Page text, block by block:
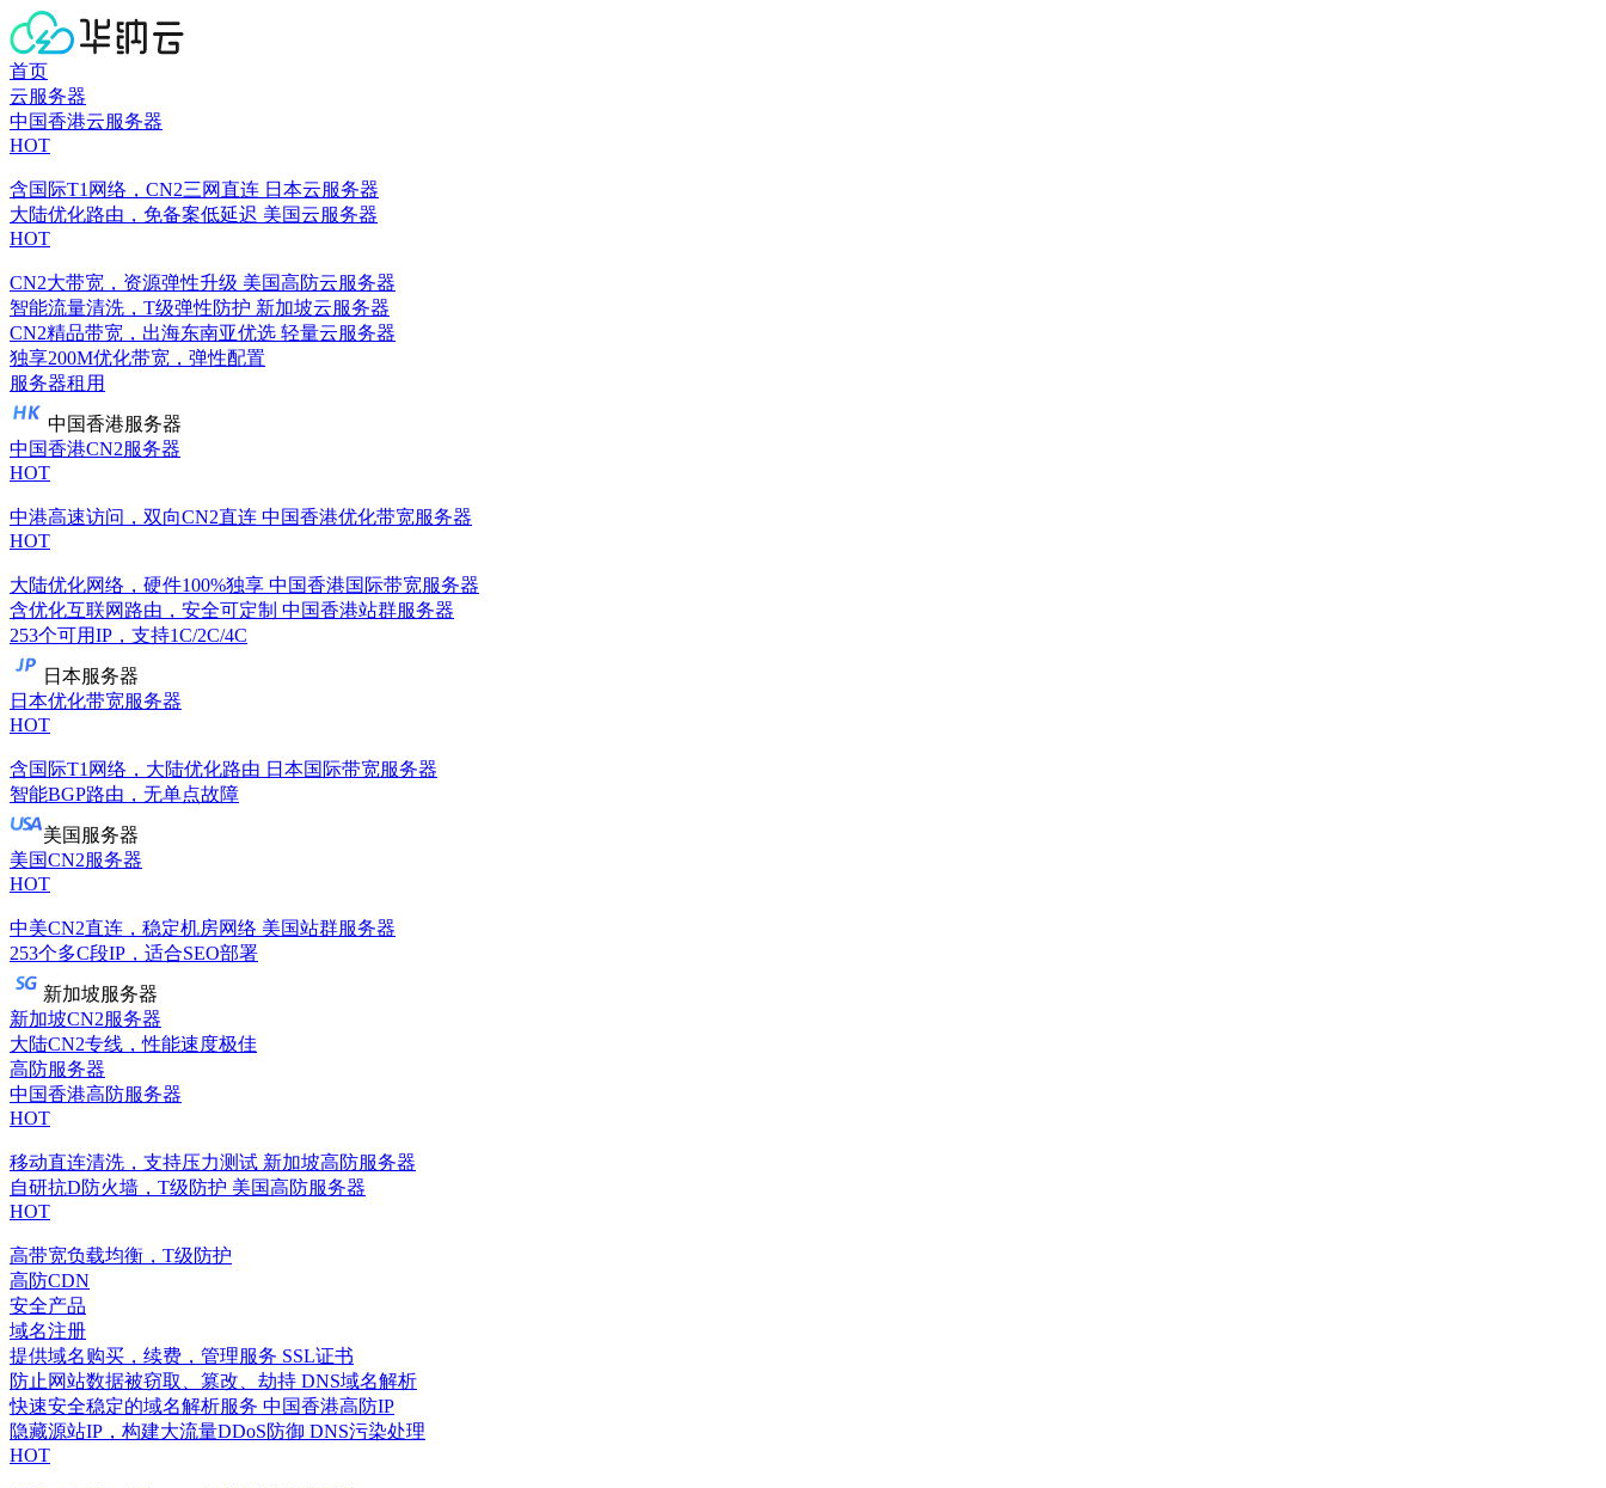
首页
云服务器
中国香港云服务器
HOT
含国际T1网络，CN2三网直连 日本云服务器
大陆优化路由，免备案低延迟 美国云服务器
HOT
CN2大带宽，资源弹性升级 美国高防云服务器
智能流量清洗，T级弹性防护 新加坡云服务器
CN2精品带宽，出海东南亚优选 轻量云服务器
独享200M优化带宽，弹性配置
服务器租用
中国香港服务器
中国香港CN2服务器
HOT
中港高速访问，双向CN2直连 中国香港优化带宽服务器
HOT
大陆优化网络，硬件100%独享 中国香港国际带宽服务器
含优化互联网路由，安全可定制 中国香港站群服务器
253个可用IP，支持1C/2C/4C
日本服务器
日本优化带宽服务器
HOT
含国际T1网络，大陆优化路由 日本国际带宽服务器
智能BGP路由，无单点故障
美国服务器
美国CN2服务器
HOT
中美CN2直连，稳定机房网络 美国站群服务器
253个多C段IP，适合SEO部署
新加坡服务器
新加坡CN2服务器
大陆CN2专线，性能速度极佳
高防服务器
中国香港高防服务器
HOT
移动直连清洗，支持压力测试 新加坡高防服务器
自研抗D防火墙，T级防护 美国高防服务器
HOT
高带宽负载均衡，T级防护
高防CDN
安全产品
域名注册
提供域名购买，续费，管理服务 SSL证书
防止网站数据被窃取、篡改、劫持 DNS域名解析
快速安全稳定的域名解析服务 中国香港高防IP
隐藏源站IP，构建大流量DDoS防御 DNS污染处理
HOT